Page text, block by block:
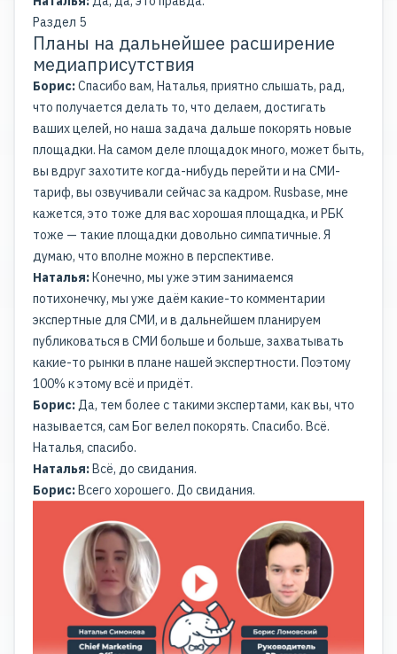
Раздел 5
Планы на дальнейшее расширение
медиаприсутствия
Борис:Спасибо вам, Наталья, приятно слышать, рад,
что получается делать то, что делаем, достигать
ваших целей, но наша задача дальше покорять новые
площадки. На самом деле площадок много, может быть,
вы вдруг захотите когда-нибудь перейти и на СМИ-
тариф, вы озвучивали сейчас за кадром. Rusbase, мне
кажется, это тоже для вас хорошая площадка, и РБК
тоже — такие площадки довольно симпатичные. Я
думаю, что вполне можно в перспективе.
Наталья: Конечно, мы уже этим занимаемся
потихонечку, мы уже даём какие-то комментарии
экспертные для СМИ, и в дальнейшем планируем
публиковаться в СМИ больше и больше, захватывать
какие-то рынки в плане нашей экспертности. Поэтому
100% к этому всё и придёт.
Борис:Да, тем более с такими экспертами, как вы, что
называется, сам Бог велел покорять. Спасибо. Всё.
Наталья, спасибо.
Наталья: Всё, до свидания.
Борис: Всего хорошего. До свидания.